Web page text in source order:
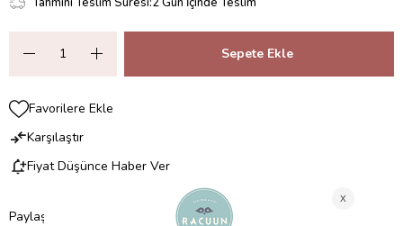
Favorilere Ekle
Karşılaştır
Fiyat Düşünce Haber Ver
Paylaş